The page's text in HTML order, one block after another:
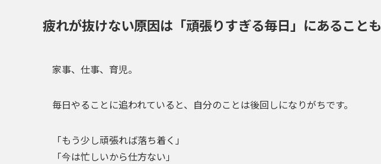
疲れが抜けない原因は「頑張りすぎる毎日」にあることも
家事、仕事、育児。
毎日やることに追われていると、自分のことは後回しになりがちです。
「もう少し頑張れば落ち着く」
「今は忙しいから仕方ない」